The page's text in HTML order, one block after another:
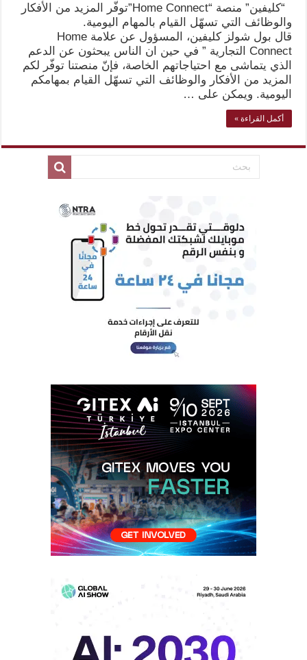
“كليفين” منصة “Home Connect”توفّر المزيد من الأفكار
والوظائف التي تسهّل القيام بالمهام اليومية.
قال بول شولز كليفين، المسؤول عن علامة Home
Connect التجارية ” في حين ان الناس يبحثون عن الدعم
الذي يتماشى مع احتياجاتهم الخاصة، فإنّ منصتنا توفّر لكم
المزيد من الأفكار والوظائف التي تسهّل القيام بمهامكم
اليومية. ويمكن على …
أكمل القراءة »